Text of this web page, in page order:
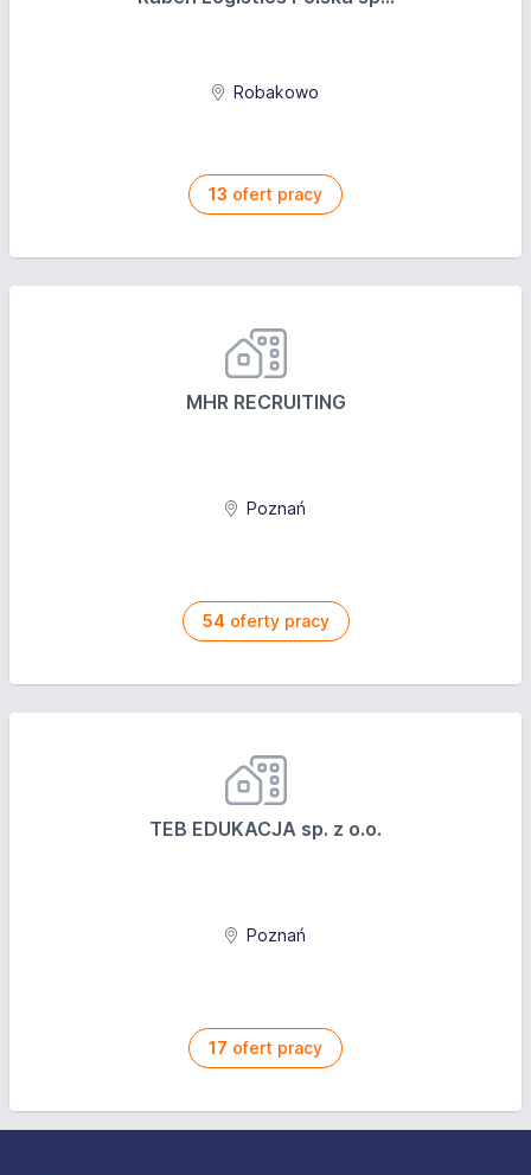
Robakowo
13 ofert pracy
MHR RECRUITING
Poznań
54 oferty pracy
TEB EDUKACJA sp. z o.o.
Poznań
17 ofert pracy